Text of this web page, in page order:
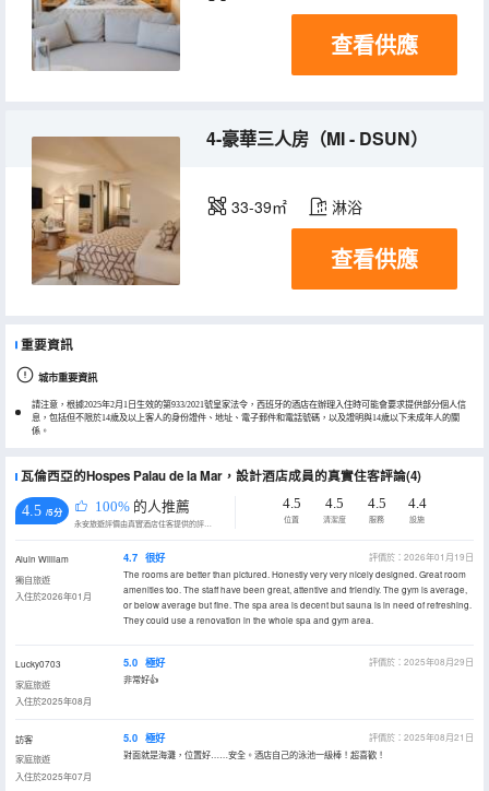
查看供應
4-豪華三人房（MI - DSUN）
33-39㎡ 淋浴
查看供應
重要資訊
城市重要資訊
請注意，根據2025年2月1日生效的第933/2021號皇家法令，西班牙的酒店在辦理入住時可能會要求提供部分個人信
息，包括但不限於14歲及以上客人的身份證件、地址、電子郵件和電話號碼，以及證明與14歲以下未成年人的關
係。
瓦倫西亞的Hospes Palau de la Mar，設計酒店成員的真實住客評論(4)
4.5 /5分 100% 的人推薦
永安旅遊評價由真實酒店住客提供的評價。
4.5
位置
4.5
清潔度
4.5
服務
4.4
設施
Aluin William
獨自旅遊
入住於2026年01月
4.7 很好
評價於：2026年01月19日
The rooms are better than pictured. Honestly very very nicely designed. Great room
amenities too. The staff have been great, attentive and friendly. The gym is average,
or below average but fine. The spa area is decent but sauna is in need of refreshing.
They could use a renovation in the whole spa and gym area.
Lucky0703
家庭旅遊
入住於2025年08月
5.0 極好
評價於：2025年08月29日
非常好👍
訪客
家庭旅遊
入住於2025年07月
5.0 極好
評價於：2025年08月21日
對面就是海灘，位置好……安全。酒店自己的泳池一級棒！超喜歡！